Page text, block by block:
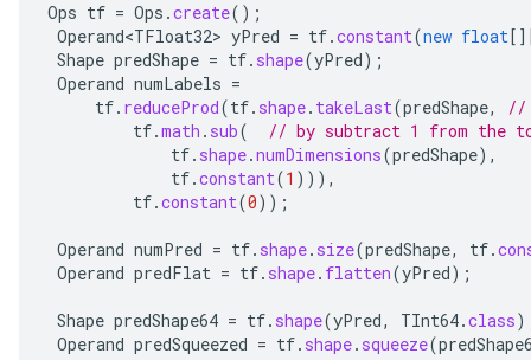
Ops tf = Ops .create();
Operand<TFloat32> yPred = tf.constant(new float
Shape predShape = tf. shape(yPred);
Operand numLabels =
tf. reduceProd(tf. shape. takeLast(predShape,
//
tf.math . sub(
// by subtract 1 from the
tf. shape.numDimensions(predShape),
tf.constant(1 ))),
tf.constant(0));
Operand numPred = tf. shape. size(predShape, tf.
Operand predFlat = tf. shape. flatten(yPred);
Shape predShape64 = tf. shape(yPred, TInt64.class
Operand predSqueezed = tf. shape. squeeze(